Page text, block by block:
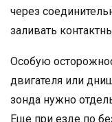
через
заливать
Особую
двигателя или
зонда нужно
Еще при езде по